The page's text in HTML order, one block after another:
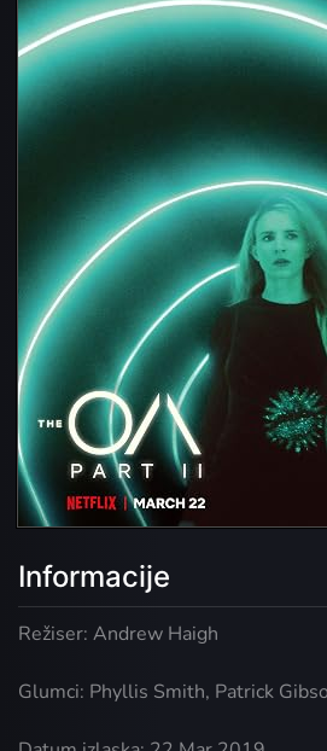
Informacije
Režiser: Andrew Haigh
Glumci: Phyllis Smith, Patrick